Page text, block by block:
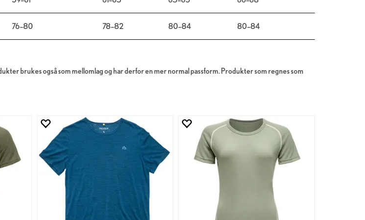
76–80 78–82 80–84 80–84
brukes også som mellomlag og har derfor en mer normal passform. Produkter som regnes som